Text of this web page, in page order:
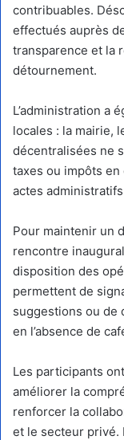
contribuables.
effectués auprès
transparence et la
détournement.
L’administration a
locales : la mairie,
décentralisées ne
taxes ou impôts
actes
Pour maintenir un
rencontre
disposition des
permettent de
suggestions ou de
en l’absence de
Les participants
améliorer la
renforcer la
et le secteur privé.